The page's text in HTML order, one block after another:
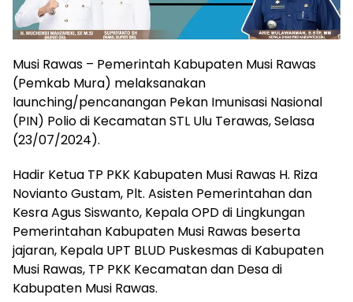
Musi Rawas – Pemerintah Kabupaten Musi Rawas
(Pemkab Mura) melaksanakan
launching/pencanangan Pekan Imunisasi Nasional
(PIN) Polio di Kecamatan STL Ulu Terawas, Selasa
(23/07/2024).
Hadir Ketua TP PKK Kabupaten Musi Rawas H. Riza
Novianto Gustam, Plt. Asisten Pemerintahan dan
Kesra Agus Siswanto, Kepala OPD di Lingkungan
Pemerintahan Kabupaten Musi Rawas beserta
jajaran, Kepala UPT BLUD Puskesmas di Kabupaten
Musi Rawas, TP PKK Kecamatan dan Desa di
Kabupaten Musi Rawas.